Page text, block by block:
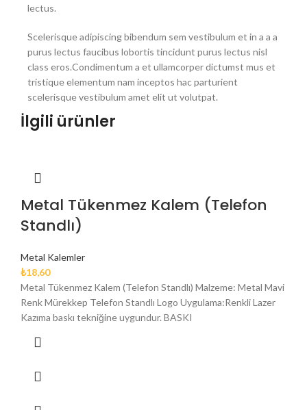
lectus.
Scelerisque adipiscing bibendum sem vestibulum et in a a a
purus lectus faucibus lobortis tincidunt purus lectus nisl
class eros.Condimentum a et ullamcorper dictumst mus et
tristique elementum nam inceptos hac parturient
scelerisque vestibulum amet elit ut volutpat.
İlgili ürünler
Metal Tükenmez Kalem (Telefon
Standlı)
Metal Kalemler
₺18,60
Metal Tükenmez Kalem (Telefon Standlı) Malzeme: Metal Mavi
Renk Mürekkep Telefon Standlı Logo Uygulama:Renkli Lazer
Kazıma baskı tekniğine uygundur. BASKI